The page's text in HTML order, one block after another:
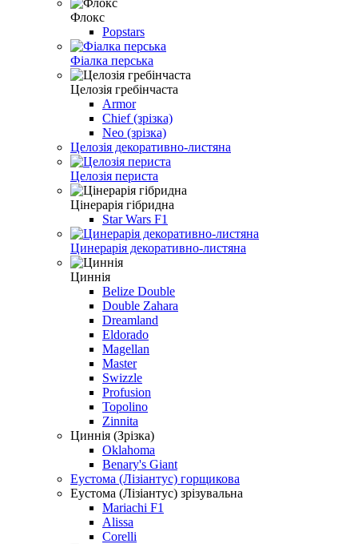
Флокс
Popstars
Фіалка перська
Целозія гребінчаста
Armor
Chief (зрізка)
Neo (зрізка)
Целозія декоративно-листяна
Целозiя периста
Цiнерарiя гiбридна
Star Wars F1
Цинерарія декоративно-листяна
Циннiя
Belize Double
Double Zahara
Dreamland
Eldorado
Magellan
Master
Swizzle
Profusion
Topolino
Zinnita
Циннiя (Зрізка)
Oklahoma
Benary's Giant
Еустома (Лізіантус) горщикова
Еустома (Лізіантус) зрізувальна
Mariachi F1
Alissa
Corelli